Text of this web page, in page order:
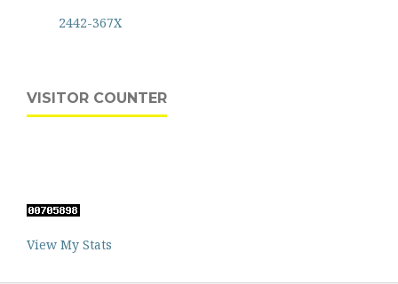
2442-367X
VISITOR COUNTER
View My Stats